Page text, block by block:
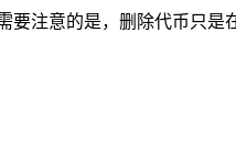
要注意的是，删除代币只